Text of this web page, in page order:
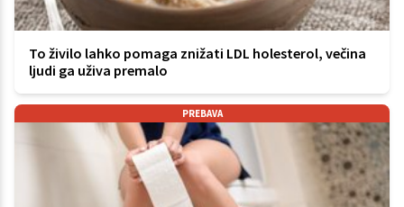
To živilo lahko pomaga znižati LDL holesterol, večina
ljudi ga uživa premalo
PREBAVA